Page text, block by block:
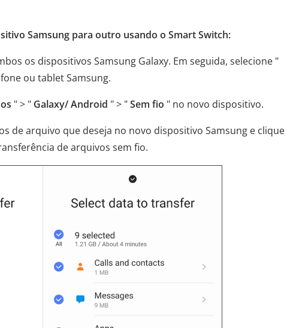
Samsung para outro usando o Smart Switch:
os dispositivos Samsung Galaxy. Em seguida, selecione "
ou tablet Samsung.
" > " Galaxy/ Android " > "Sem fio " no novo dispositivo.
de arquivo que deseja no novo dispositivo Samsung e clique
de arquivos sem fio.